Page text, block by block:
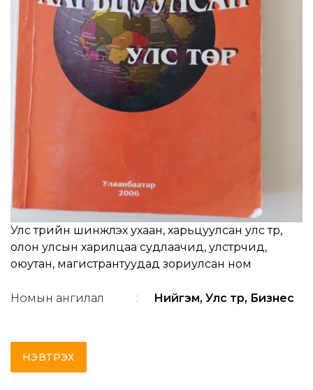
Улс төрийн шинжлэх ухаан, харьцуулсан улс төр,
олон улсын харилцаа судлаачид, улстөрчид,
оюутан, магистрантуудад зориулсан ном
Номын ангилал : Нийгэм, Улс төр, Бизнес
НЭВТРЭХ